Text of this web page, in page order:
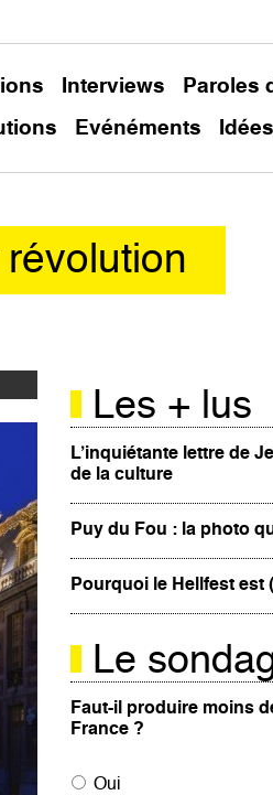
Interviews
Paroles
Evénéments Idées
Les + lus
L’inquiétante lettre de
de la culture
Puy du Fou : la photo
Pourquoi le Hellfest est
Le
Faut-il produire moins
France ?
Oui